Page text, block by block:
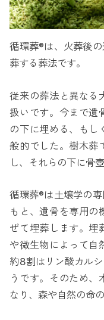
循環葬®は、火葬後
葬する葬法です。
従来の葬法と異なる
扱いです。今まで遺
の下に埋める、もし
般的でした。樹木葬
し、それらの下に骨
循環葬®は土壌学の
もと、遺骨を専用の
ぜて埋葬します。埋
や微生物によって自
約8割はリン酸カル
うです。そのため、
なり、森や自然の命